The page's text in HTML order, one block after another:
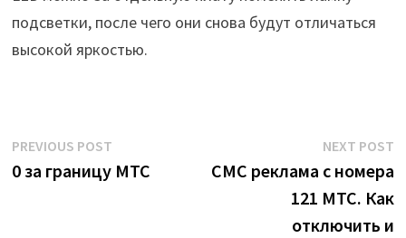
подсветки, после чего они снова будут отличаться
высокой яркостью.
Post
navigation
PREVIOUS POSTPrevious
post:
0 за границу МТС
NEXT POST
СМС реклама с номера
121 МТС. Как
отключить и